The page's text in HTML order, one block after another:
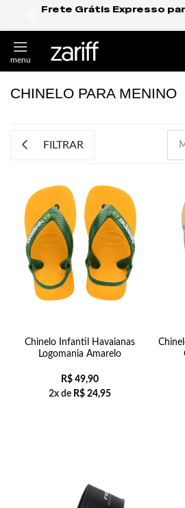
Frete Grátis Expresso para
CHINELO PARA MENINO
FILTRAR
Chinelo Infantil Havaianas
Logomania Amarelo
R$49,90
2x de R$24,95